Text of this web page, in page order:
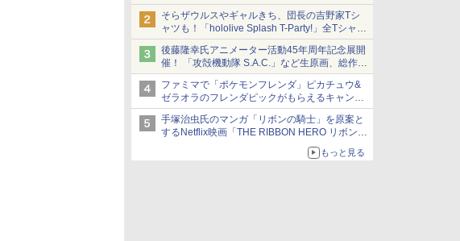
更新】
ニンテンドーeショップでは「大神 絶景版」が
67%オフで990円
そらザウルスやギャルきち、団長の吉野家Tシ
ャツも！「hololive Splash T-Party!」全Tシャツ
ラインナップ公開＆オンライン販売開始
後藤隆幸氏アニメーター活動45年周年記念展開
催！ 「攻殻機動隊 S.A.C.」など生原画、総作画
監督修正が展示
ファミマで「ポケモンフレンダ」ピカチュウ&
ゼラオラのフレンダピックがもらえるキャンペ
ーン開催！
手塚治虫氏のマンガ「リボンの騎士」を原案と
するNetflix映画「THE RIBBON HERO リボンヒ
もっと見る